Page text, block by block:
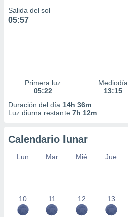
Salida del sol
05:57
Primera luz
05:22
Mediodía
13:15
Duración del día 14h 36m
Luz diurna restante 7h 12m
Calendario lunar
Lun Mar Mié Jue
10 11 12 13